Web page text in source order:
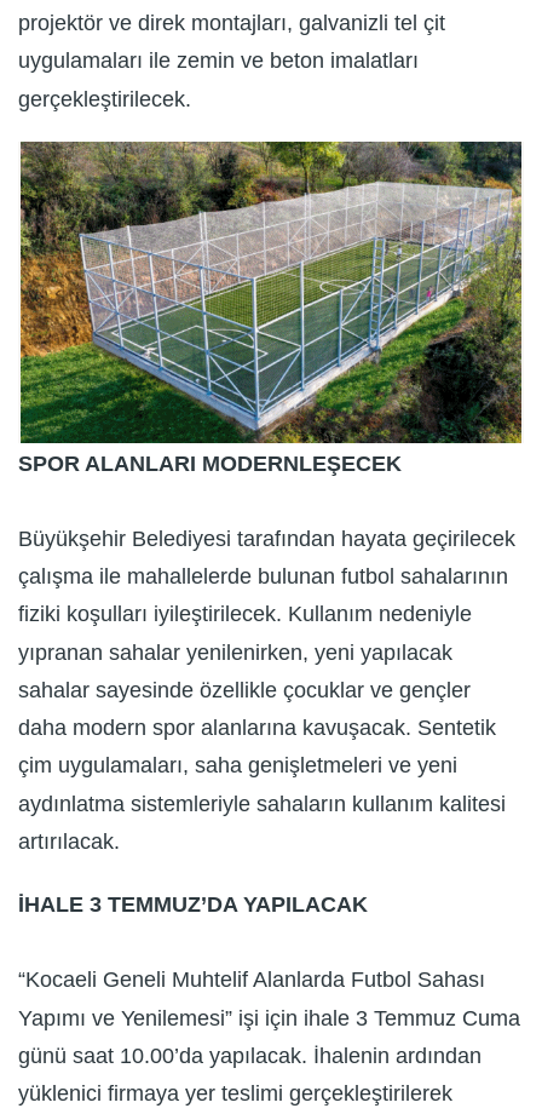
projektör ve direk montajları, galvanizli tel çit
uygulamaları ile zemin ve beton imalatları
gerçekleştirilecek.
SPOR ALANLARI MODERNLEŞECEK
Büyükşehir Belediyesi tarafından hayata geçirilecek
çalışma ile mahallelerde bulunan futbol sahalarının
fiziki koşulları iyileştirilecek. Kullanım nedeniyle
yıpranan sahalar yenilenirken, yeni yapılacak
sahalar sayesinde özellikle çocuklar ve gençler
daha modern spor alanlarına kavuşacak. Sentetik
çim uygulamaları, saha genişletmeleri ve yeni
aydınlatma sistemleriyle sahaların kullanım kalitesi
artırılacak.
İHALE 3 TEMMUZ’DA YAPILACAK
“Kocaeli Geneli Muhtelif Alanlarda Futbol Sahası
Yapımı ve Yenilemesi” işi için ihale 3 Temmuz Cuma
günü saat 10.00’da yapılacak. İhalenin ardından
yüklenici firmaya yer teslimi gerçekleştirilerek